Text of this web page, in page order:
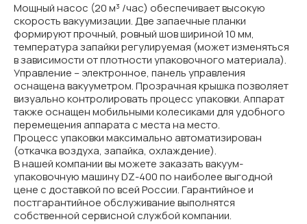
Мощный насос (20 м³ /час) обеспечивает высокую
скорость вакуумизации. Две запаечные планки
формируют прочный, ровный шов шириной 10 мм,
температура запайки регулируемая (может изменяться
в зависимости от плотности упаковочного материала).
Управление – электронное, панель управления
оснащена вакууметром. Прозрачная крышка позволяет
визуально контролировать процесс упаковки. Аппарат
также оснащен мобильными колесиками для удобного
перемещения аппарата с места на место.
Процесс упаковки максимально автоматизирован
(откачка воздуха, запайка, охлаждение).
В нашей компании вы можете заказать вакуум-
упаковочную машину DZ-400 по наиболее выгодной
цене с доставкой по всей России. Гарантийное и
постгарантийное обслуживание выполнятся
собственной сервисной службой компании.